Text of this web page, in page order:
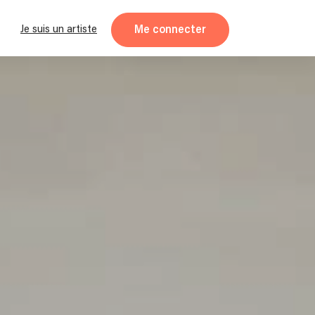
Je suis un artiste Me connecter